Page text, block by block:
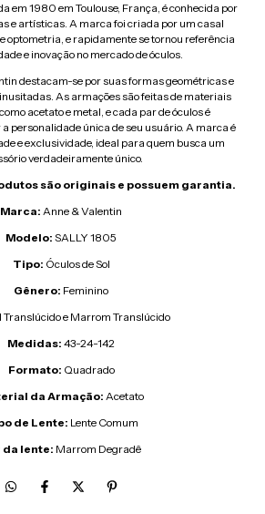
em 1980 em Toulouse, França, é conhecida por
e artísticas. A marca foi criada por um casal
optometria, e rapidamente se tornou referência
e inovação no mercado de óculos.
destacam-se por suas formas geométricas e
As armações são feitas de materiais
acetato e metal, e cada par de óculos é
personalidade única de seu usuário. A marca é
e exclusividade, ideal para quem busca um
verdadeiramente único.
são originais e possuem garantia.
Marca: Anne & Valentin
Modelo: SALLY 1805
Tipo: Óculos de Sol
Gênero: Feminino
Translúcido e Marrom Translúcido
Medidas: 43-24-142
Formato: Quadrado
da Armação:Acetato
de Lente: Lente Comum
da lente: Marrom Degradê